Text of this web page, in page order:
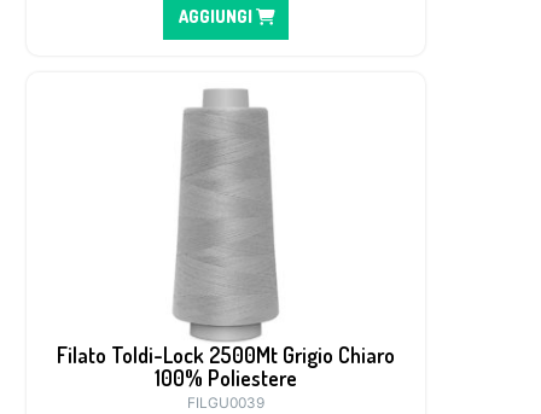
AGGIUNGI
Filato Toldi-Lock 2500Mt Grigio Chiaro
100% Poliestere
FILGU0039